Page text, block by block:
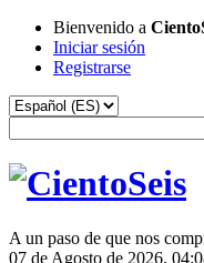
Bienvenido a
Iniciar sesión
Registrarse
A un paso de que nos
07 de Agosto de 2026,